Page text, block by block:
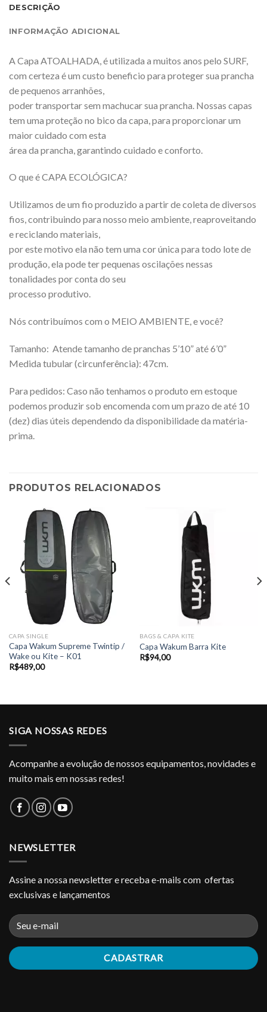
DESCRIÇÃO
INFORMAÇÃO ADICIONAL
A Capa ATOALHADA, é utilizada a muitos anos pelo SURF,
com certeza é um custo beneficio para proteger sua prancha
de pequenos arranhões,
poder transportar sem machucar sua prancha. Nossas capas
tem uma proteção no bico da capa, para proporcionar um
maior cuidado com esta
área da prancha, garantindo cuidado e conforto.
O que é CAPA ECOLÓGICA?
Utilizamos de um fio produzido a partir de coleta de diversos
fios, contribuindo para nosso meio ambiente, reaproveitando
e reciclando materiais,
por este motivo ela não tem uma cor única para todo lote de
produção, ela pode ter pequenas oscilações nessas
tonalidades por conta do seu
processo produtivo.
Nós contribuímos com o MEIO AMBIENTE, e você?
Tamanho: Atende tamanho de pranchas 5’10” até 6’0”
Medida tubular (circunferência): 47cm.
Para pedidos: Caso não tenhamos o produto em estoque
podemos produzir sob encomenda com um prazo de até 10
(dez) dias úteis dependendo da disponibilidade da matéria-
prima.
PRODUTOS RELACIONADOS
CAPA SINGLE
Capa Wakum Supreme Twintip /
Wake ou Kite – K01
R$489,00
BAGS & CAPA KITE
Capa Wakum Barra Kite
R$94,00
SIGA NOSSAS REDES
Acompanhe a evolução de nossos equipamentos, novidades e
muito mais em nossas redes!
NEWSLETTER
Assine a nossa newsletter e receba e-mails com ofertas
exclusivas e lançamentos